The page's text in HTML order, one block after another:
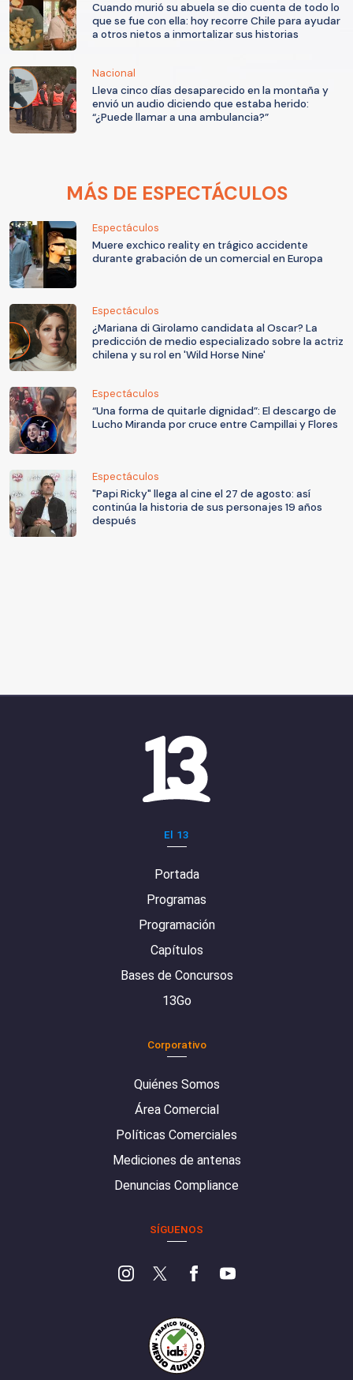
Cuando murió su abuela se dio cuenta de todo lo
que se fue con ella: hoy recorre Chile para ayudar
a otros nietos a inmortalizar sus historias
Nacional
Lleva cinco días desaparecido en la montaña y
envió un audio diciendo que estaba herido:
“¿Puede llamar a una ambulancia?”
MÁS DE ESPECTÁCULOS
Espectáculos
Muere exchico reality en trágico accidente
durante grabación de un comercial en Europa
Espectáculos
¿Mariana di Girolamo candidata al Oscar? La
predicción de medio especializado sobre la actriz
chilena y su rol en 'Wild Horse Nine'
Espectáculos
“Una forma de quitarle dignidad”: El descargo de
Lucho Miranda por cruce entre Campillai y Flores
Espectáculos
"Papi Ricky" llega al cine el 27 de agosto: así
continúa la historia de sus personajes 19 años
después
El 13
Portada
Programas
Programación
Capítulos
Bases de Concursos
13Go
Corporativo
Quiénes Somos
Área Comercial
Políticas Comerciales
Mediciones de antenas
Denuncias Compliance
SÍGUENOS